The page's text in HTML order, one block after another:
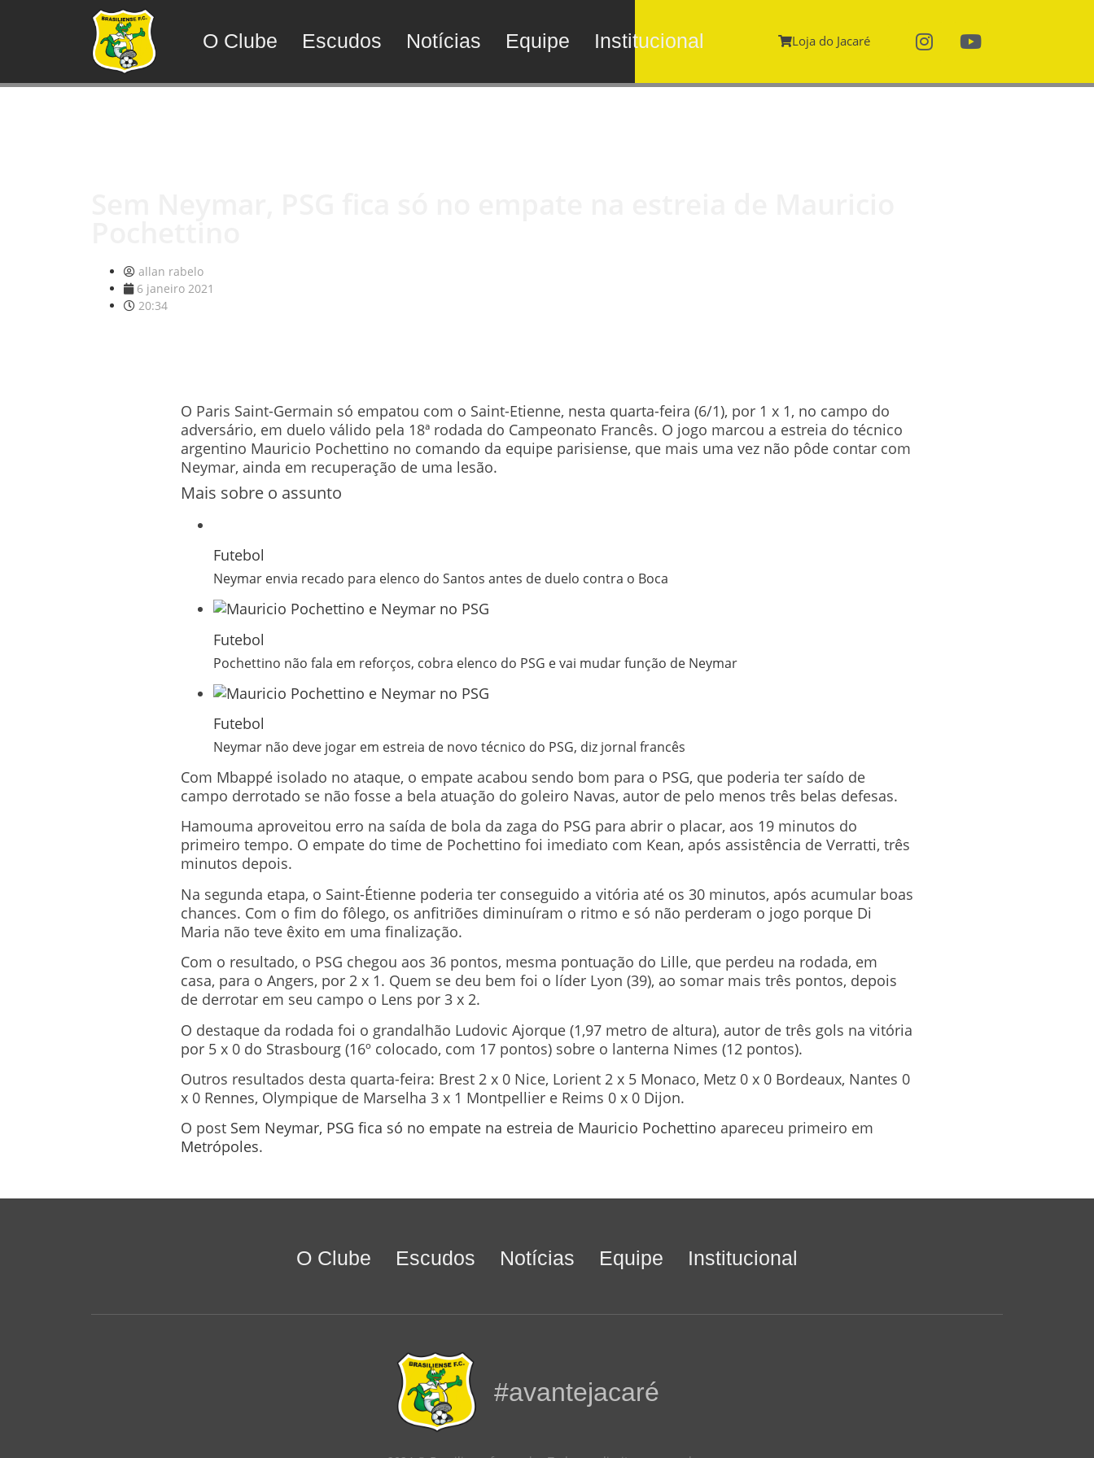
O Clube Escudos Notícias Equipe Institucional Loja do Jacaré
allan rabelo
6 janeiro 2021
20:34
O Paris Saint-Germain só empatou com o Saint-Etienne, nesta quarta-feira (6/1), por 1 x 1, no campo do
adversário, em duelo válido pela 18ª rodada do Campeonato Francês. O jogo marcou a estreia do técnico
argentino Mauricio Pochettino no comando da equipe parisiense, que mais uma vez não pôde contar com
Neymar, ainda em recuperação de uma lesão.
Mais sobre o assunto
Futebol
Neymar envia recado para elenco do Santos antes de duelo contra o Boca
Futebol
Pochettino não fala em reforços, cobra elenco do PSG e vai mudar função de Neymar
Futebol
Neymar não deve jogar em estreia de novo técnico do PSG, diz jornal francês
Com Mbappé isolado no ataque, o empate acabou sendo bom para o PSG, que poderia ter saído de
campo derrotado se não fosse a bela atuação do goleiro Navas, autor de pelo menos três belas defesas.
Hamouma aproveitou erro na saída de bola da zaga do PSG para abrir o placar, aos 19 minutos do
primeiro tempo. O empate do time de Pochettino foi imediato com Kean, após assistência de Verratti, três
minutos depois.
Na segunda etapa, o Saint-Étienne poderia ter conseguido a vitória até os 30 minutos, após acumular boas
chances. Com o fim do fôlego, os anfitriões diminuíram o ritmo e só não perderam o jogo porque Di
Maria não teve êxito em uma finalização.
Com o resultado, o PSG chegou aos 36 pontos, mesma pontuação do Lille, que perdeu na rodada, em
casa, para o Angers, por 2 x 1. Quem se deu bem foi o líder Lyon (39), ao somar mais três pontos, depois
de derrotar em seu campo o Lens por 3 x 2.
O destaque da rodada foi o grandalhão Ludovic Ajorque (1,97 metro de altura), autor de três gols na vitória
por 5 x 0 do Strasbourg (16º colocado, com 17 pontos) sobre o lanterna Nimes (12 pontos).
Outros resultados desta quarta-feira: Brest 2 x 0 Nice, Lorient 2 x 5 Monaco, Metz 0 x 0 Bordeaux, Nantes 0
x 0 Rennes, Olympique de Marselha 3 x 1 Montpellier e Reims 0 x 0 Dijon.
O post Sem Neymar, PSG fica só no empate na estreia de Mauricio Pochettino apareceu primeiro em
Metrópoles.
O Clube Escudos Notícias Equipe Institucional
#avantejacaré